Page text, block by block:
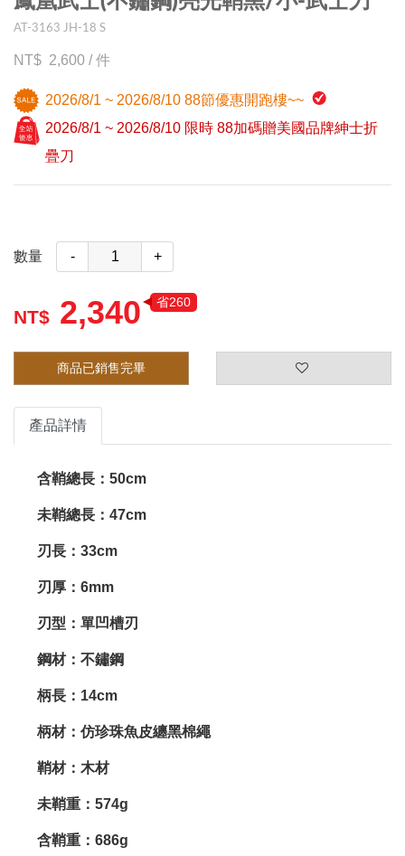
AT-3163 JH-18 S
2,600 /件
2026/8/1 ~ 2026/8/10 88節優惠開跑樓~~
2026/8/1 ~ 2026/8/10 限時 88加碼贈美國品牌紳士折
疊刀
數量 - +
2,340 省260
商品已銷售完畢
產品詳情
含鞘總長：50cm
未鞘總長：47cm
刃長：33cm
刃厚：6mm
刃型：單凹槽刃
鋼材：不鏽鋼
柄長：14cm
柄材：仿珍珠魚皮纏黑棉繩
鞘材：木材
未鞘重：574g
含鞘重：686g